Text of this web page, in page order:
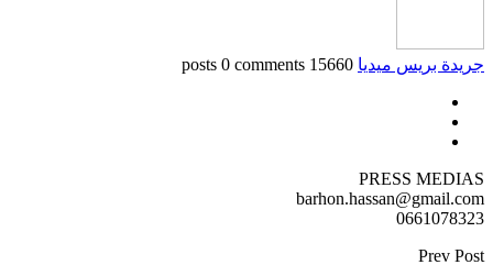
جريدة بريس ميديا 15660 posts
0 comments
PRESS MEDIAS
barhon.hassan@gmail.com
0661078323
Prev Post